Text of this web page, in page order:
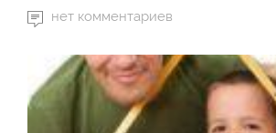
нет комментариев